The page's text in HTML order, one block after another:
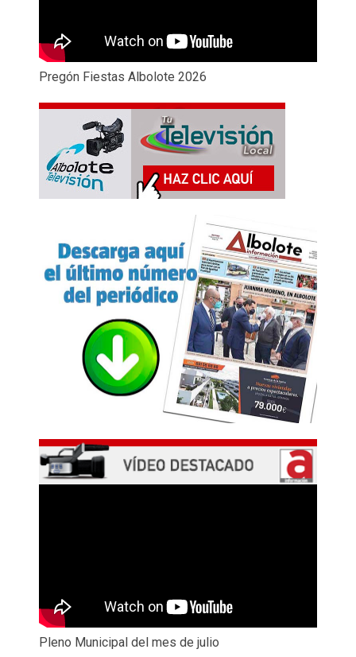
Pregón Fiestas Albolote 2026
Pleno Municipal del mes de julio